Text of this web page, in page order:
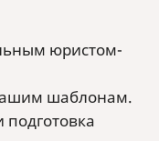
юристом-
шаблонам.